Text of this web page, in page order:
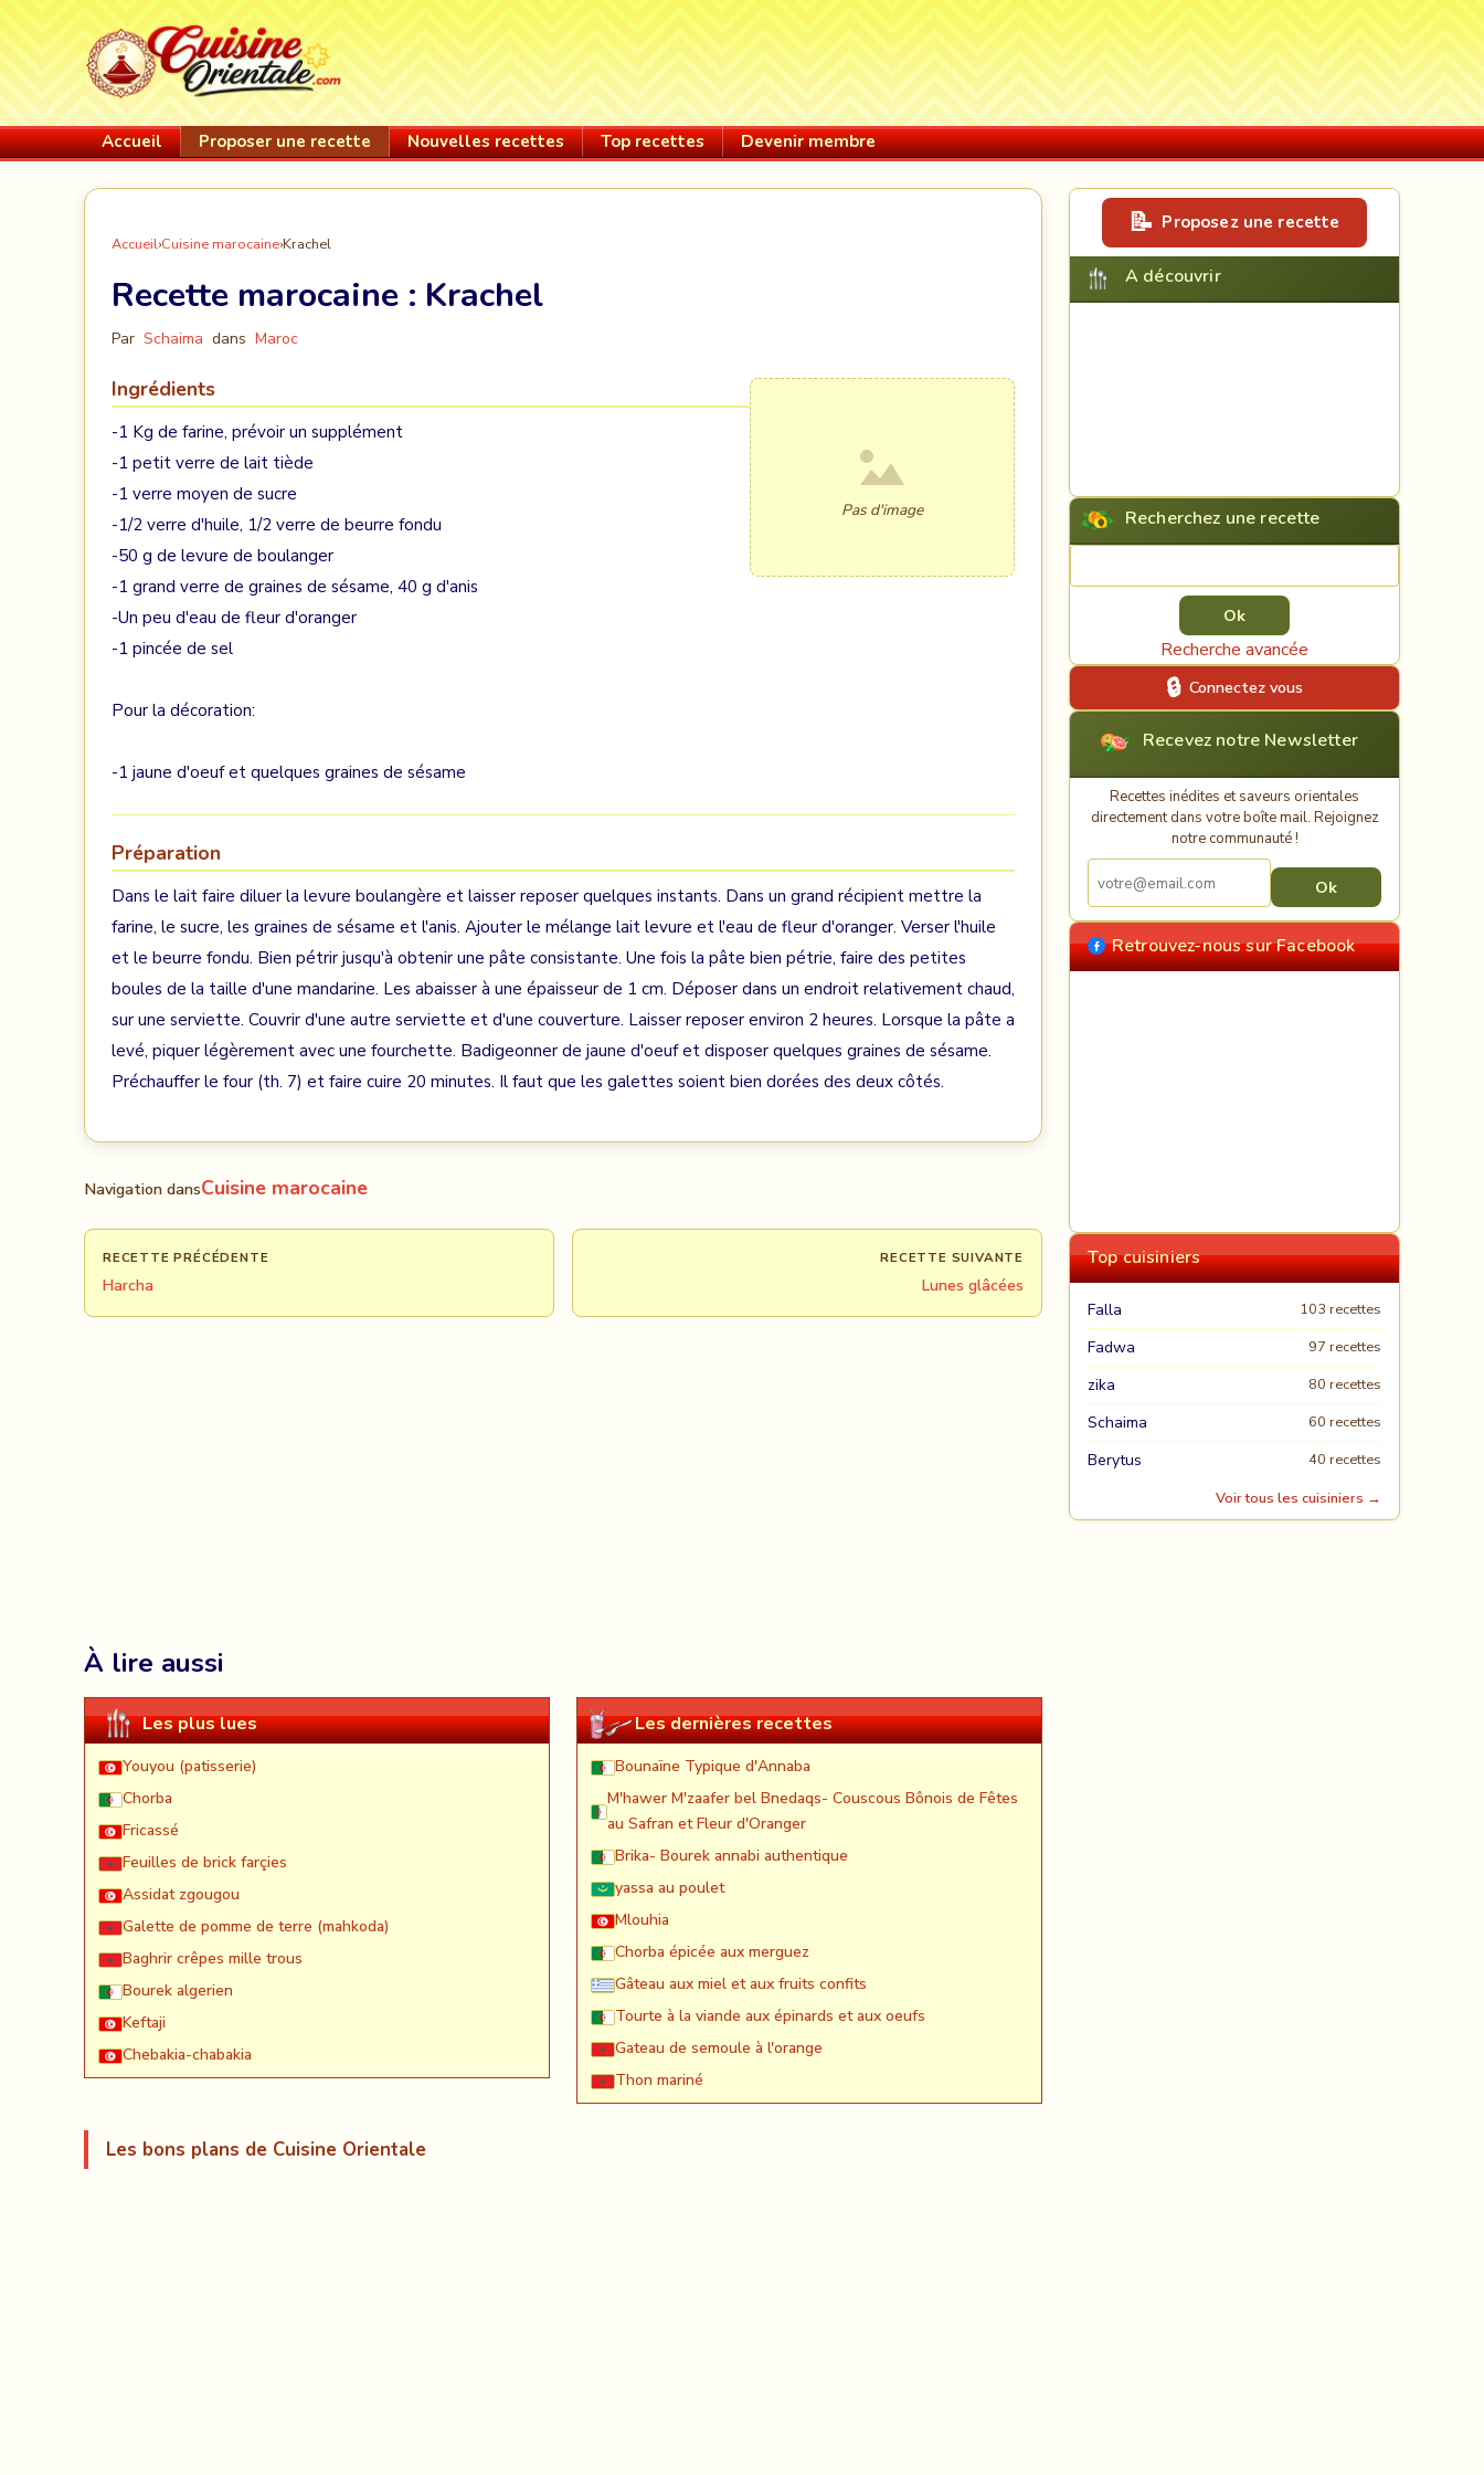
Accueil Proposer une recette Nouvelles recettes Top recettes Devenir membre
Accueil›Cuisine marocaine›Krachel
Recette marocaine : Krachel
Par Schaima dans Maroc
Pas d'image
Ingrédients
-1 Kg de farine, prévoir un supplément
-1 petit verre de lait tiède
-1 verre moyen de sucre
-1/2 verre d'huile, 1/2 verre de beurre fondu
-50 g de levure de boulanger
-1 grand verre de graines de sésame, 40 g d'anis
-Un peu d'eau de fleur d'oranger
-1 pincée de sel
Pour la décoration:
-1 jaune d'oeuf et quelques graines de sésame
Préparation
Dans le lait faire diluer la levure boulangère et laisser reposer quelques instants. Dans un grand récipient mettre la
farine, le sucre, les graines de sésame et l'anis. Ajouter le mélange lait levure et l'eau de fleur d'oranger. Verser l'huile
et le beurre fondu. Bien pétrir jusqu'à obtenir une pâte consistante. Une fois la pâte bien pétrie, faire des petites
boules de la taille d'une mandarine. Les abaisser à une épaisseur de 1 cm. Déposer dans un endroit relativement chaud,
sur une serviette. Couvrir d'une autre serviette et d'une couverture. Laisser reposer environ 2 heures. Lorsque la pâte a
levé, piquer légèrement avec une fourchette. Badigeonner de jaune d'oeuf et disposer quelques graines de sésame.
Préchauffer le four (th. 7) et faire cuire 20 minutes. Il faut que les galettes soient bien dorées des deux côtés.
Navigation dansCuisine marocaine
RECETTE PRÉCÉDENTE
Harcha
RECETTE SUIVANTE
Lunes glâcées
À lire aussi
Les plus lues
Youyou (patisserie)
Chorba
Fricassé
Feuilles de brick farçies
Assidat zgougou
Galette de pomme de terre (mahkoda)
Baghrir crêpes mille trous
Bourek algerien
Keftaji
Chebakia-chabakia
Les dernières recettes
Bounaïne Typique d'Annaba
M'hawer M'zaafer bel Bnedaqs- Couscous Bônois de Fêtes
au Safran et Fleur d'Oranger
Brika- Bourek annabi authentique
yassa au poulet
Mlouhia
Chorba épicée aux merguez
Gâteau aux miel et aux fruits confits
Tourte à la viande aux épinards et aux oeufs
Gateau de semoule à l'orange
Thon mariné
Les bons plans de Cuisine Orientale
Proposez une recette
A découvrir
Recherchez une recette
Recherche avancée
Connectez vous
Recevez notre Newsletter
Recettes inédites et saveurs orientales
directement dans votre boîte mail. Rejoignez
notre communauté !
Retrouvez-nous sur Facebook
Top cuisiniers
Falla 103 recettes
Fadwa 97 recettes
zika 80 recettes
Schaima 60 recettes
Berytus
40 recettes
Voir tous les cuisiniers →